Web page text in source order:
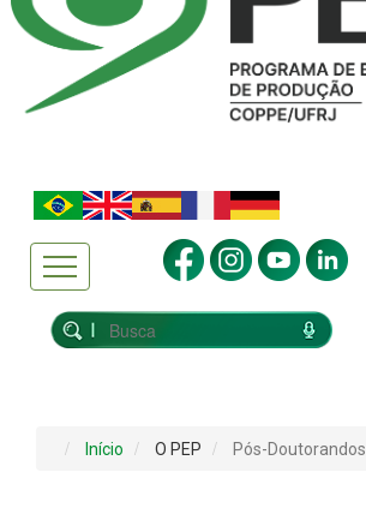
Início O PEP Pós-Doutorandos